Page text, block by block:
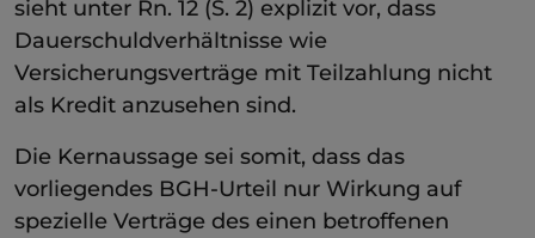
sieht unter Rn. 12 (S. 2) explizit vor, dass
Dauerschuldverhältnisse wie
Versicherungsverträge mit Teilzahlung nicht
als Kredit anzusehen sind.
Die Kernaussage sei somit, dass das
vorliegendes BGH-Urteil nur Wirkung auf
spezielle Verträge des einen betroffenen